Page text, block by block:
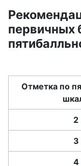
первичных
Отметка по
2
3
4